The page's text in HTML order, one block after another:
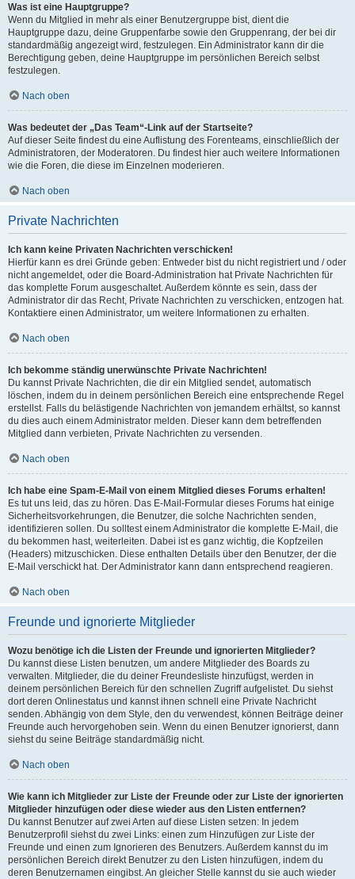
Was ist eine Hauptgruppe?
Wenn du Mitglied in mehr als einer Benutzergruppe bist, dient die
Hauptgruppe dazu, deine Gruppenfarbe sowie den Gruppenrang, der bei dir
standardmäßig angezeigt wird, festzulegen. Ein Administrator kann dir die
Berechtigung geben, deine Hauptgruppe im persönlichen Bereich selbst
festzulegen.
Nach oben
Was bedeutet der „Das Team“-Link auf der Startseite?
Auf dieser Seite findest du eine Auflistung des Forenteams, einschließlich der
Administratoren, der Moderatoren. Du findest hier auch weitere Informationen
wie die Foren, die diese im Einzelnen moderieren.
Nach oben
Private Nachrichten
Ich kann keine Privaten Nachrichten verschicken!
Hierfür kann es drei Gründe geben: Entweder bist du nicht registriert und / oder
nicht angemeldet, oder die Board-Administration hat Private Nachrichten für
das komplette Forum ausgeschaltet. Außerdem könnte es sein, dass der
Administrator dir das Recht, Private Nachrichten zu verschicken, entzogen hat.
Kontaktiere einen Administrator, um weitere Informationen zu erhalten.
Nach oben
Ich bekomme ständig unerwünschte Private Nachrichten!
Du kannst Private Nachrichten, die dir ein Mitglied sendet, automatisch
löschen, indem du in deinem persönlichen Bereich eine entsprechende Regel
erstellst. Falls du belästigende Nachrichten von jemandem erhältst, so kannst
du dies auch einem Administrator melden. Dieser kann dem betreffenden
Mitglied dann verbieten, Private Nachrichten zu versenden.
Nach oben
Ich habe eine Spam-E-Mail von einem Mitglied dieses Forums erhalten!
Es tut uns leid, das zu hören. Das E-Mail-Formular dieses Forums hat einige
Sicherheitsvorkehrungen, die Benutzer, die solche Nachrichten senden,
identifizieren sollen. Du solltest einem Administrator die komplette E-Mail, die
du bekommen hast, weiterleiten. Dabei ist es ganz wichtig, die Kopfzeilen
(Headers) mitzuschicken. Diese enthalten Details über den Benutzer, der die
E-Mail verschickt hat. Der Administrator kann dann entsprechend reagieren.
Nach oben
Freunde und ignorierte Mitglieder
Wozu benötige ich die Listen der Freunde und ignorierten Mitglieder?
Du kannst diese Listen benutzen, um andere Mitglieder des Boards zu
verwalten. Mitglieder, die du deiner Freundesliste hinzufügst, werden in
deinem persönlichen Bereich für den schnellen Zugriff aufgelistet. Du siehst
dort deren Onlinestatus und kannst ihnen schnell eine Private Nachricht
senden. Abhängig von dem Style, den du verwendest, können Beiträge deiner
Freunde auch hervorgehoben sein. Wenn du einen Benutzer ignorierst, dann
siehst du seine Beiträge standardmäßig nicht.
Nach oben
Wie kann ich Mitglieder zur Liste der Freunde oder zur Liste der ignorierten
Mitglieder hinzufügen oder diese wieder aus den Listen entfernen?
Du kannst Benutzer auf zwei Arten auf diese Listen setzen: In jedem
Benutzerprofil siehst du zwei Links: einen zum Hinzufügen zur Liste der
Freunde und einen zum Ignorieren des Benutzers. Außerdem kannst du im
persönlichen Bereich direkt Benutzer zu den Listen hinzufügen, indem du
deren Benutzernamen eingibst. An gleicher Stelle kannst du sie auch wieder